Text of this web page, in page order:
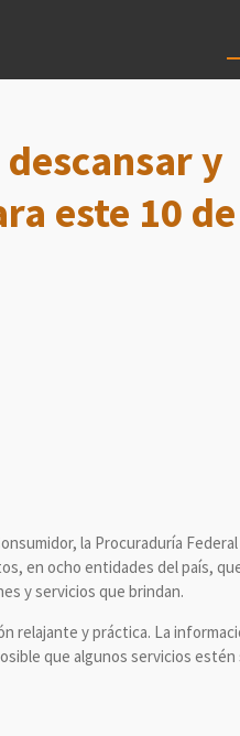
y
este 10
la Procuraduría
en ocho entidades del país,
y servicios que brindan.
relajante y práctica. La
que algunos servicios